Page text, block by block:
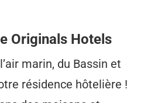
Originals Hotels
marin, du Bassin et
résidence hôtelière !